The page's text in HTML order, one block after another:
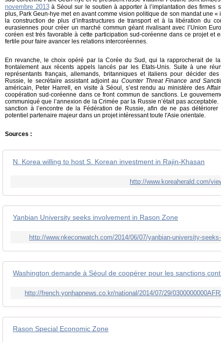
novembre 2013 à Séoul sur le soutien à apporter à l’implantation des firmes
plus, Park Geun-hye met en avant comme vision politique de son mandat une
la construction de plus d’infrastructures de transport et à la libération du
eurasiennes pour créer un marché commun géant rivalisant avec l’Union
coréen est très favorable à cette participation sud-coréenne dans ce projet et
fertile pour faire avancer les relations intercoréennes.
En revanche, le choix opéré par la Corée du Sud, qui la rapprocherait de
frontalement aux récents appels lancés par les Etats-Unis. Suite à une
représentants français, allemands, britanniques et italiens pour décider
Russie, le secrétaire assistant adjoint au Counter Threat Finance and
américain, Peter Harrell, en visite à Séoul, s’est rendu au ministère des
coopération sud-coréenne dans ce front commun de sanctions. Le
communiqué que l’annexion de la Crimée par la Russie n’était pas
sanction à l’encontre de la Fédération de Russie, afin de ne pas
potentiel partenaire majeur dans un projet intéressant toute l'Asie orientale.
Sources :
N. Korea willing to host S. Korean investment in Rajin-Khasan
http://www.koreaherald.com/
Yanbian University seeks involvement in Rason Zone
http://www.nkeconwatch.com/2014/06/07/yanbian-university-
Washington demande à Séoul de coopérer pour les sanctions
http://french.yonhapnews.co.kr/national/2014/07/29/
Rason Special Economic Zone